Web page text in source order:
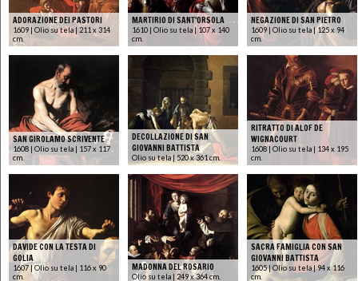
ADORAZIONE DEI PASTORI
1609 | Olio su tela | 211 x 314
cm.
MARTIRIO DI SANT'ORSOLA
1610 | Olio su tela | 107 x 140
cm.
NEGAZIONE DI SAN PIETRO
1609 | Olio su tela | 125 x 94
cm.
SAN GIROLAMO SCRIVENTE
1608 | Olio su tela | 157 x 117
cm.
DECOLLAZIONE DI SAN
GIOVANNI BATTISTA
Olio su tela | 520 x 361 cm.
RITRATTO DI ALOF DE
WIGNACOURT
1608 | Olio su tela | 134 x 195
cm.
DAVIDE CON LA TESTA DI
GOLIA
1607 | Olio su tela | 116 x 90
cm.
MADONNA DEL ROSARIO
Olio su tela | 249 x 364 cm.
SACRA FAMIGLIA CON SAN
GIOVANNI BATTISTA
1605 | Olio su tela | 94 x 116
cm.